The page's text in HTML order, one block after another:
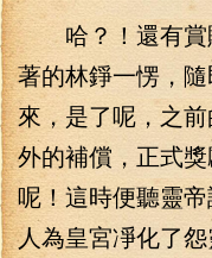
哈？！還有賞
著的林錚一愣，
來，是了呢，之
外的補償，正式
呢！這時便聽靈
人為皇宮凈化了